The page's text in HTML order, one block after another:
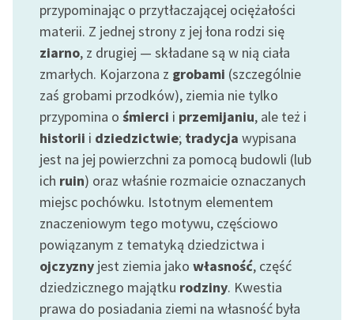
Feministyczne inspiracje.
Popularyzacja
skandynawskiej literatury
feministycznej
Ręce pełne poezji
Kolekcje edukacyjne
twórców przechodzących
do domeny publicznej,
lektur szkolnych oraz
Starego Testamentu
Odkurzamy bohaterów
Szkoła Poezji Wolnych
przypominając o przytłaczającej ociężałości
materii. Z jednej strony z jej łona rodzi się
ziarno, z drugiej — składane są w nią ciała
zmarłych. Kojarzona z grobami (szczególnie
zaś grobami przodków), ziemia nie tylko
przypomina o śmierci i przemijaniu, ale też i
historii i dziedzictwie; tradycja wypisana
jest na jej powierzchni za pomocą budowli (lub
ich ruin) oraz właśnie rozmaicie oznaczanych
miejsc pochówku. Istotnym elementem
znaczeniowym tego motywu, częściowo
powiązanym z tematyką dziedzictwa i
ojczyzny jest ziemia jako własność, część
dziedzicznego majątku rodziny. Kwestia
prawa do posiadania ziemi na własność była